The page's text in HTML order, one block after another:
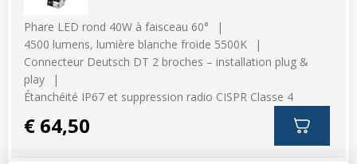
Divers
Questions fréquemment posées
À propos
Blog AgriproLED.fr
Divers
Voir tout
Phare LED rond 40W à faisceau 60°
4500 lumens, lumière blanche froide 5500K
Connecteur Deutsch DT 2 broches – installation plug &
play
Étanchéité IP67 et suppression radio CISPR Classe 4
€ 64,50